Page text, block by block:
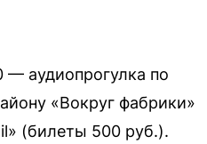
— аудиопрогулка по
«Вокруг фабрики»
(билеты 500 руб.).